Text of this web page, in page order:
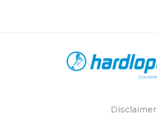
Disclaimer